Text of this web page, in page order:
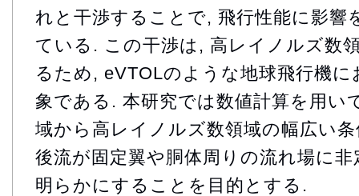
れと干渉することで, 飛行性能に影響
ている. この干渉は, 高レイノルズ数
るため, eVTOLのような地球飛行機
象である. 本研究では数値計算を用い
域から高レイノルズ数領域の幅広い
後流が固定翼や胴体周りの流れ場に
明らかにすることを目的とする.